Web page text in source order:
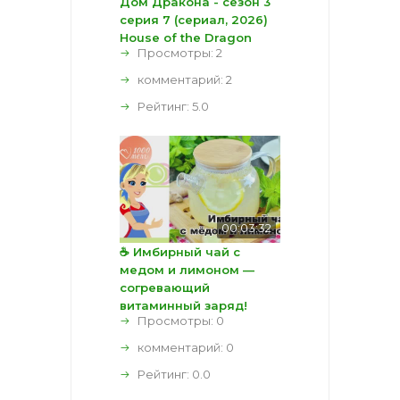
серия 7 (сериал, 2026)
House of the Dragon
Просмотры: 2
комментарий: 2
Рейтинг: 5.0
00:03:32
☕ Имбирный чай с
медом и лимоном —
согревающий
витаминный заряд!
Просмотры: 0
комментарий: 0
Рейтинг: 0.0